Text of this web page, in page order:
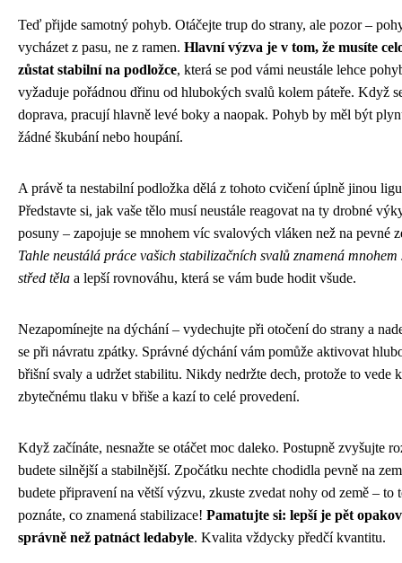
Teď přijde samotný pohyb. Otáčejte trup do strany, ale pozor –
vycházet z pasu, ne z ramen. Hlavní výzva je v tom, že musíte
zůstat stabilní na podložce, která se pod vámi neustále lehce
vyžaduje pořádnou dřinu od hlubokých svalů kolem páteře. Když
doprava, pracují hlavně levé boky a naopak. Pohyb by měl být
žádné škubání nebo houpání.
A právě ta nestabilní podložka dělá z tohoto cvičení úplně jinou
Představte si, jak vaše tělo musí neustále reagovat na ty drobné
posuny – zapojuje se mnohem víc svalových vláken než na pevné
Tahle neustálá práce vašich stabilizačních svalů znamená mnohem
střed těla a lepší rovnováhu, která se vám bude hodit všude.
Nezapomínejte na dýchání – vydechujte při otočení do strany a
se při návratu zpátky. Správné dýchání vám pomůže aktivovat
břišní svaly a udržet stabilitu. Nikdy nedržte dech, protože to vede
zbytečnému tlaku v břiše a kazí to celé provedení.
Když začínáte, nesnažte se otáčet moc daleko. Postupně zvyšujte
budete silnější a stabilnější. Zpočátku nechte chodidla pevně na
budete připravení na větší výzvu, zkuste zvedat nohy od země – to
poznáte, co znamená stabilizace! Pamatujte si: lepší je pět
správně než patnáct ledabyle. Kvalita vždycky předčí kvantitu.